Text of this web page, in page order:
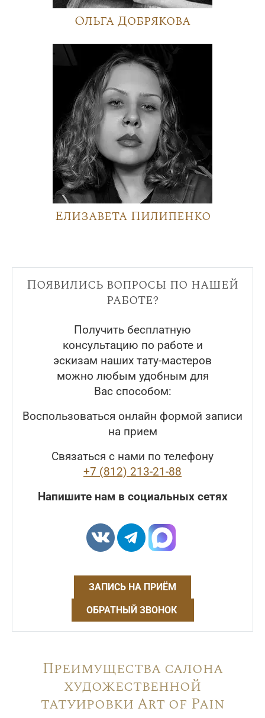
Ольга Добрякова
Елизавета Пилипенко
Появились вопросы по нашей
работе?
Получить бесплатную
консультацию по работе и
эскизам наших тату-мастеров
можно любым удобным для
Вас способом:
Воспользоваться онлайн формой записи
на прием
Связаться с нами по телефону
+7 (812) 213-21-88
Напишите нам в социальных сетях
ЗАПИСЬ НА ПРИЁМ
ОБРАТНЫЙ ЗВОНОК
Преимущества салона
художественной
татуировки Art of Pain